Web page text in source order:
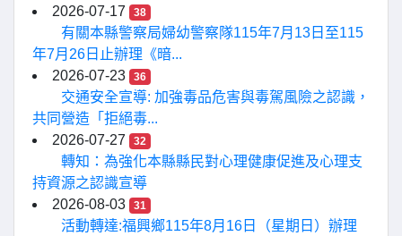
2026-07-17
38
有關本縣警察局婦幼警察隊115年7月13日至115
年7月26日止辦理《暗...
2026-07-23
36
交通安全宣導: 加強毒品危害與毒駕風險之認識，
共同營造「拒絕毒...
2026-07-27
32
轉知：為強化本縣縣民對心理健康促進及心理支
持資源之認識宣導
2026-08-03
31
活動轉達:福興鄉115年8月16日（星期日）辦理